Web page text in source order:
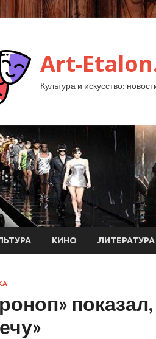
Art-
Культура и искусство:
КИНО ЛИТЕРАТУРА